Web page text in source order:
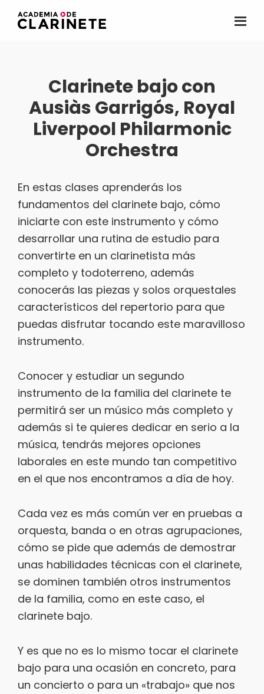
Saltar
clarinete
online
para
hispanohablantes
Clarinete bajo con
Ausiàs Garrigós, Royal
Liverpool Philarmonic
Orchestra
En estas clases aprenderás los
fundamentos del clarinete bajo, cómo
iniciarte con este instrumento y cómo
desarrollar una rutina de estudio para
convertirte en un clarinetista más
completo y todoterreno, además
conocerás las piezas y solos orquestales
característicos del repertorio para que
puedas disfrutar tocando este maravilloso
instrumento.
Conocer y estudiar un segundo
instrumento de la familia del clarinete te
permitirá ser un músico más completo y
además si te quieres dedicar en serio a la
música, tendrás mejores opciones
laborales en este mundo tan competitivo
en el que nos encontramos a día de hoy.
Cada vez es más común ver en pruebas a
orquesta, banda o en otras agrupaciones,
cómo se pide que además de demostrar
unas habilidades técnicas con el clarinete,
se dominen también otros instrumentos
de la familia, como en este caso, el
clarinete bajo.
Y es que no es lo mismo tocar el clarinete
bajo para una ocasión en concreto, para
un concierto o para un «trabajo» que nos